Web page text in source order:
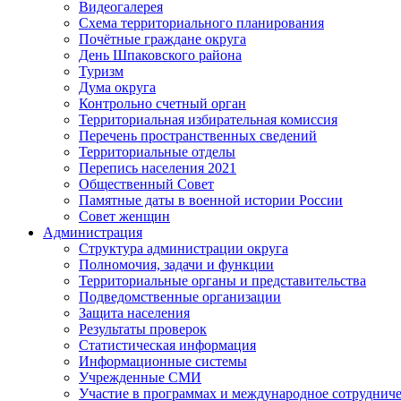
Видеогалерея
Схема территориального планирования
Почётные граждане округа
День Шпаковского района
Туризм
Дума округа
Контрольно счетный орган
Территориальная избирательная комиссия
Перечень пространственных сведений
Территориальные отделы
Перепись населения 2021
Общественный Совет
Памятные даты в военной истории России
Совет женщин
Администрация
Структура администрации округа
Полномочия, задачи и функции
Территориальные органы и представительства
Подведомственные организации
Защита населения
Результаты проверок
Статистическая информация
Информационные системы
Учрежденные СМИ
Участие в программах и международное